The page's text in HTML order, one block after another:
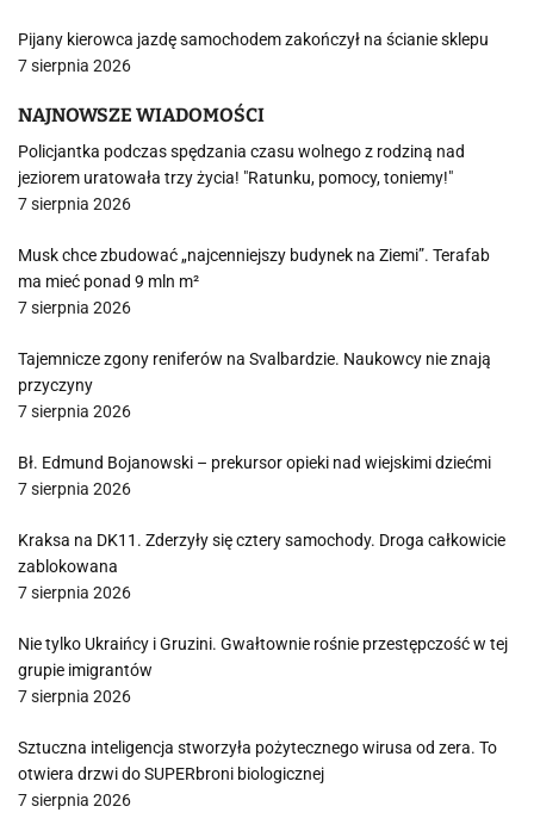
Pijany kierowca jazdę samochodem zakończył na ścianie sklepu
7 sierpnia 2026
NAJNOWSZE WIADOMOŚCI
Policjantka podczas spędzania czasu wolnego z rodziną nad
jeziorem uratowała trzy życia! "Ratunku, pomocy, toniemy!"
7 sierpnia 2026
Musk chce zbudować „najcenniejszy budynek na Ziemi”. Terafab
ma mieć ponad 9 mln m²
7 sierpnia 2026
Tajemnicze zgony reniferów na Svalbardzie. Naukowcy nie znają
przyczyny
7 sierpnia 2026
Bł. Edmund Bojanowski – prekursor opieki nad wiejskimi dziećmi
7 sierpnia 2026
Kraksa na DK11. Zderzyły się cztery samochody. Droga całkowicie
zablokowana
7 sierpnia 2026
Nie tylko Ukraińcy i Gruzini. Gwałtownie rośnie przestępczość w tej
grupie imigrantów
7 sierpnia 2026
Sztuczna inteligencja stworzyła pożytecznego wirusa od zera. To
otwiera drzwi do SUPERbroni biologicznej
7 sierpnia 2026